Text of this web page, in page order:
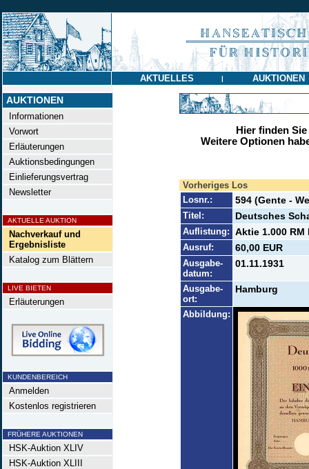
AKTUELLES | AUKTIONEN
AUKTIONEN
Informationen
Vorwort
Erläuterungen
Auktionsbedingungen
Einlieferungsvertrag
Newsletter
AKTUELLE AUKTION
Nachverkauf und
Ergebnisliste
Katalog zum Blättern
LIVE BIETEN
Erläuterungen
KUNDENBEREICH
Anmelden
Kostenlos registrieren
FRÜHERE AUKTIONEN
HSK-Auktion XLIV
HSK-Auktion XLIII
Hier finden
Weitere Optionen
Vorheriges Los
Losnr.:
594 (Gente -
Titel: Deutsches
Auflistung: Aktie 1.000 RM
Ausruf: 60,00 EUR
Ausgabe-
datum:
01.11.1931
Ausgabe-
ort:
Hamburg
Abbildung: